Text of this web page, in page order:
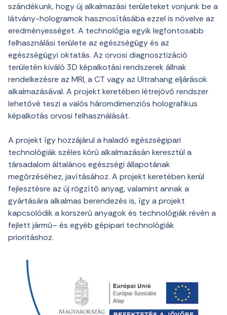
szándékunk,hogyúj alkalmazási területeket vonjunk be a
látvány-hologramok hasznosításábaezzel is növelve az
eredményességet. A technológiaegyik legfontosabb
felhasználási területe az egészségügyés az
egészségügyi oktatás. Az orvosi diagnosztizáció
területén kiváló 3D képalkotási rendszerek állnak
rendelkezésre az MRI, a CT vagyaz Ultrahang eljárások
alkalmazásával. A projekt keretében létrejövő rendszer
lehetővé teszi avalós háromdimenziós holografikus
képalkotás orvosi felhasználását.
A projekt ígyhozzájárul ahaladó egészségipari
technológiák széles körű alkalmazásán keresztül a
társadalom általános egészségi állapotának
megőrzéséhez,javításához. A projekt keretében kerül
fejlesztésre az új rögzítő anyag,valamint annak a
gyártásáraalkalmas berendezés is,ígyaprojekt
kapcsolódik akorszerű anyagok és technológiák révén a
fejlett jármű– és egyéb gépipari technológiák
prioritáshoz.